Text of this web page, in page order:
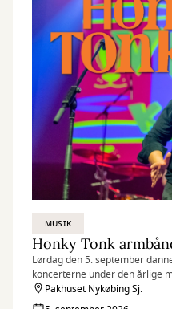
MUSIK
Honky Tonk
Lørdag den 5. september
koncerterne under den årlige
Nykøbing Sjælland med
til hele festen her.
Pakhuset Nykøbing Sj.